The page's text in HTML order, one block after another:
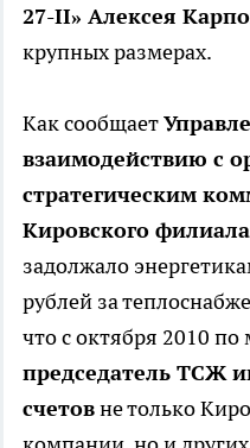
27-II» Алексея
крупных размерах.
Как сообщает
взаимодействию с
стратегическим
Кировского
задолжало
рублей за
что с октября 2010 по
председатель ТСЖ
счетовне только